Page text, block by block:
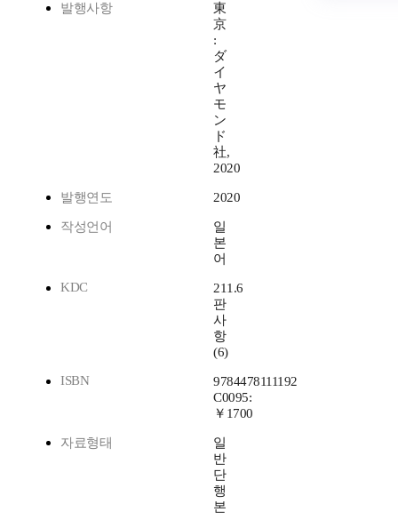
발행사항
東
京
:
ダ
イ
ヤ
モ
ン
ド
社,
2020
발행연도 2020
작성언어
일
본
어
KDC
211.6
판
사
항
(6)
ISBN
9784478111192
C0095:
￥1700
자료형태
일
반
단
행
본